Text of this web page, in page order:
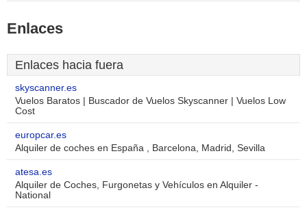
Enlaces
Enlaces hacia fuera
skyscanner.es
Vuelos Baratos | Buscador de Vuelos Skyscanner | Vuelos Low
Cost
europcar.es
Alquiler de coches en España , Barcelona, Madrid, Sevilla
atesa.es
Alquiler de Coches, Furgonetas y Vehículos en Alquiler -
National